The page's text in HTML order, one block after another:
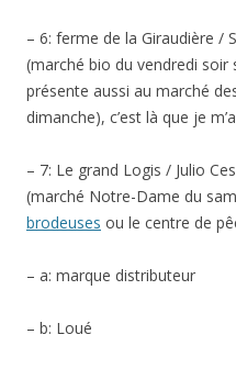
– 6: ferme de la Giraudière /
(marché bio du vendredi soir
présente aussi au marché
dimanche), c’est là que je
– 7: Le grand Logis / Julio
(marché Notre-Dame du
brodeuses ou le centre de
– a: marque distributeur
– b: Loué